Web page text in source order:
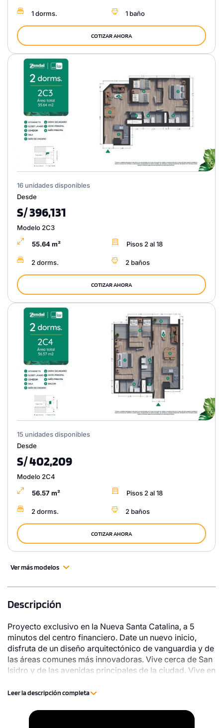
1 dorms. 1 baño
COTIZAR AHORA
16 unidades disponibles
Desde
S/ 396,131
Modelo 2C3
55.64 m² Pisos 2 al 18
2 dorms. 2 baños
COTIZAR AHORA
15 unidades disponibles
Desde
S/ 402,209
Modelo 2C4
56.57 m² Pisos 2 al 18
2 dorms. 2 baños
COTIZAR AHORA
Ver más modelos
Descripción
Proyecto exclusivo en la Nueva Santa Catalina, a 5
minutos del centro financiero. Date un nuevo inicio,
disfruta de un diseño arquitectónico de vanguardia y de
las áreas comunes más innovadoras. Vive cerca de San
Isidro y de las avenidas principales de la ciudad. Vive en
Leer la descripción completa
Video